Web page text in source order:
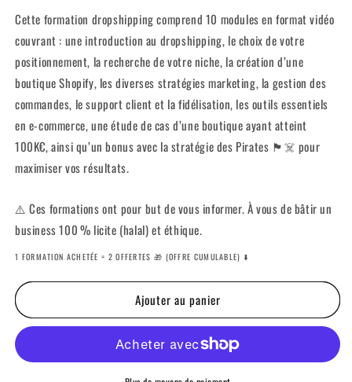
Cette formation dropshipping comprend 10 modules en format vidéo
couvrant : une introduction au dropshipping, le choix de votre
positionnement, la recherche de votre niche, la création d’une
boutique Shopify, les diverses stratégies marketing, la gestion des
commandes, le support client et la fidélisation, les outils essentiels
en e-commerce, une étude de cas d’une boutique ayant atteint
100K€, ainsi qu’un bonus avec la stratégie des Pirates 🏴☠️ pour
maximiser vos résultats.
⚠️ Ces formations ont pour but de vous informer. À vous de bâtir un
business 100 % licite (halal) et éthique.
1 FORMATION ACHETÉE = 2 OFFERTES 🎁 (OFFRE CUMULABLE) ⬇️
Ajouter au panier